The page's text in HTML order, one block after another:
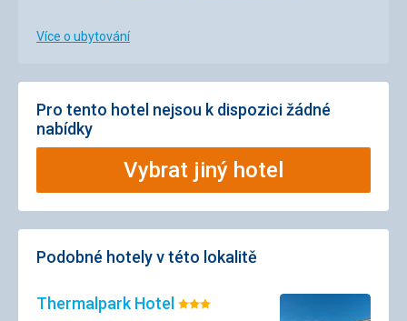
Více o ubytování
Pro tento hotel nejsou k dispozici žádné
nabídky
Vybrat jiný hotel
Podobné hotely v této lokalitě
Thermalpark Hotel Hodnocení: